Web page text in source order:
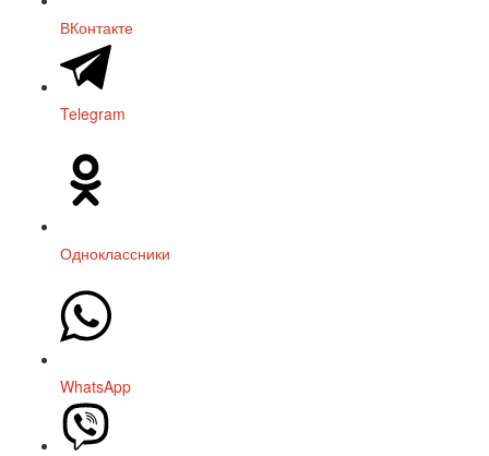
ВКонтакте
Telegram
Одноклассники
WhatsApp